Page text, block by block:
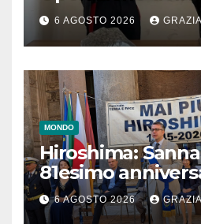
6 AGOSTO 2026
MONDO
Hiroshima:
81esimo
monito per tutti”
6 AGOSTO 2026